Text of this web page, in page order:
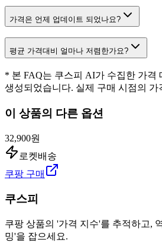
가격은 언제 업데이트 되었나요?
평균 가격대비 얼마나 저렴한가요?
* 본 FAQ는 쿠스피 AI가 수집한 가격
생성되었습니다. 실제 구매 시점의 가
이 상품의 다른 옵션
32,900원
로켓배송
쿠팡 구매
쿠스피
쿠팡 상품의 '가격 지수'를 추적하고,
밍'을 잡으세요.